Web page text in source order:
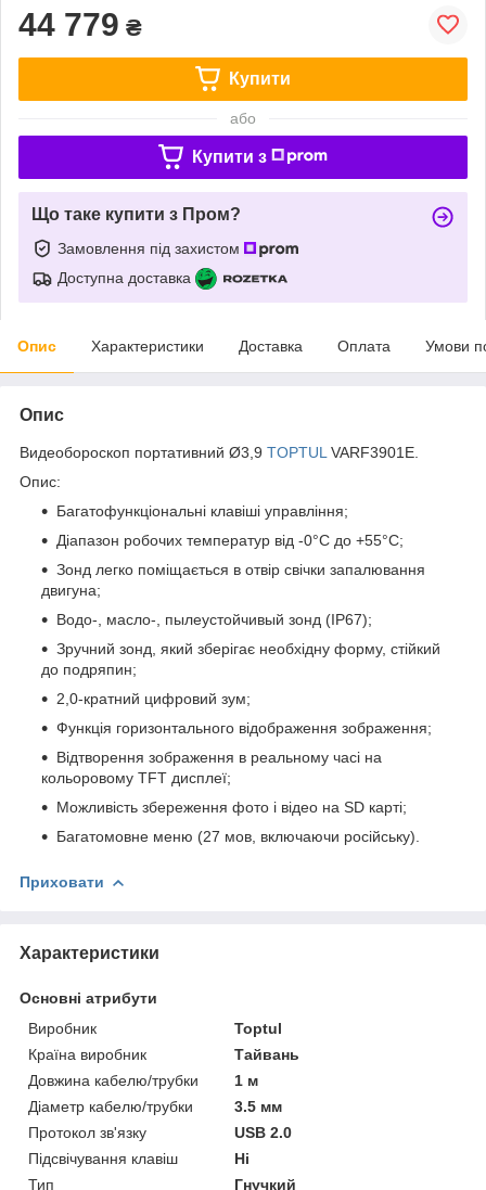
44 779 ₴
Купити
або
Купити з
Що таке купити з Пром?
Замовлення під захистом
Доступна доставка
Опис Характеристики Доставка Оплата Умови
Опис
Видеобороскоп портативний Ø3,9 TOPTUL VARF3901E.
Опис:
Багатофункціональні клавіші управління;
Діапазон робочих температур від -0°С до +55°С;
Зонд легко поміщається в отвір свічки запалювання
двигуна;
Водо-, масло-, пылеустойчивый зонд (IP67);
Зручний зонд, який зберігає необхідну форму, стійкий
до подряпин;
2,0-кратний цифровий зум;
Функція горизонтального відображення зображення;
Відтворення зображення в реальному часі на
кольоровому TFT дисплеї;
Можливість збереження фото і відео на SD карті;
Багатомовне меню (27 мов, включаючи російську).
Приховати
Характеристики
Основні атрибути
Виробник
Toptul
Країна виробник
Тайвань
Довжина кабелю/трубки
1 м
Діаметр кабелю/трубки
3.5 мм
Протокол зв'язку
USB 2.0
Підсвічування клавіш
Ні
Тип
Гнучкий